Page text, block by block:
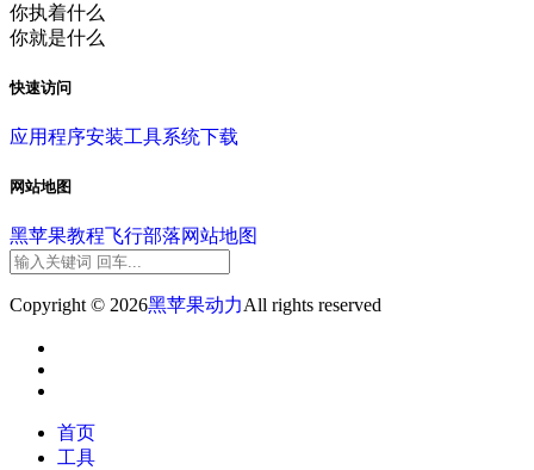
你执着什么
你就是什么
快速访问
应用程序安装工具系统下载
网站地图
黑苹果教程飞行部落网站地图
Copyright © 2026黑苹果动力All rights reserved
首页
工具